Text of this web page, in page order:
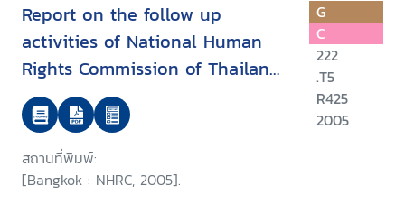
Report on the follow up
activities of National Human
Rights Commission of Thailand
on the APF-Brookings/Bern
project on internally displaced
persons
สถานที่พิมพ์:
[Bangkok : NHRC, 2005].
G
C
222
.T5
R425
2005